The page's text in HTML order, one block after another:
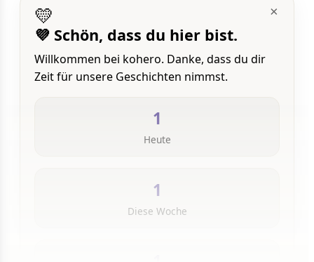
×
💛
💜 Schön, dass du hier bist.
Willkommen bei kohero. Danke, dass du dir
Zeit für unsere Geschichten nimmst.
1
Heute
1
Diese Woche